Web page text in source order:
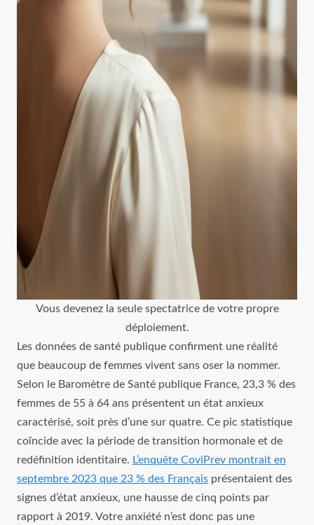
Vous devenez la seule spectatrice de votre propre
déploiement.
Les données de santé publique confirment une réalité
que beaucoup de femmes vivent sans oser la nommer.
Selon le Baromètre de Santé publique France, 23,3 % des
femmes de 55 à 64 ans présentent un état anxieux
caractérisé, soit près d’une sur quatre. Ce pic statistique
coïncide avec la période de transition hormonale et de
redéfinition identitaire. L’enquête CoviPrev montrait en
septembre 2023 que 23 % des Français présentaient des
signes d’état anxieux, une hausse de cinq points par
rapport à 2019. Votre anxiété n’est donc pas une